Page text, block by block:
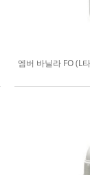
엠버 바닐라 FO (L